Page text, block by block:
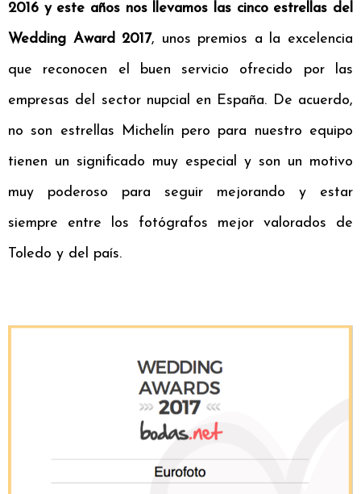
2016 y este años nos llevamos las cinco estrellas del
Wedding Award 2017, unos premios a la excelencia
que reconocen el buen servicio ofrecido por las
empresas del sector nupcial en España. De acuerdo,
no son estrellas Michelín pero para nuestro equipo
tienen un significado muy especial y son un motivo
muy poderoso para seguir mejorando y estar
siempre entre los fotógrafos mejor valorados de
Toledo y del país.